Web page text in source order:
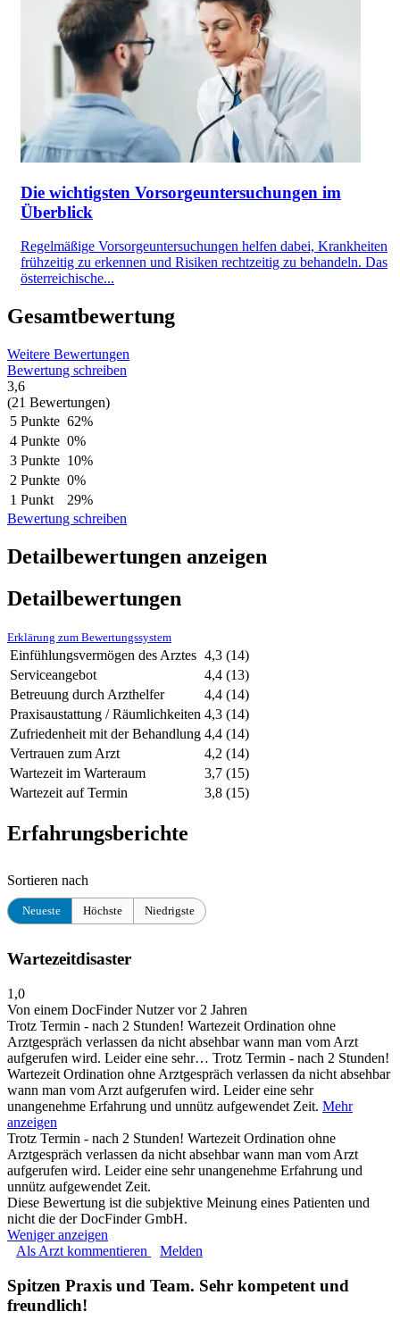
Die wichtigsten Vorsorgeuntersuchungen im
Überblick
Regelmäßige Vorsorgeuntersuchungen helfen dabei, Krankheiten
frühzeitig zu erkennen und Risiken rechtzeitig zu behandeln. Das
österreichische...
Gesamtbewertung
Weitere Bewertungen
Bewertung schreiben
3,6
(21 Bewertungen)
5 Punkte 62%
4 Punkte 0%
3 Punkte 10%
2 Punkte 0%
1 Punkt
29%
Bewertung schreiben
Detailbewertungen anzeigen
Detailbewertungen
Erklärung zum Bewertungssystem
Einfühlungsvermögen des Arztes 4,3 (14)
Serviceangebot
4,4 (13)
Betreuung durch Arzthelfer
4,4 (14)
Praxisaustattung / Räumlichkeiten 4,3 (14)
Zufriedenheit mit der Behandlung 4,4 (14)
Vertrauen zum Arzt
4,2 (14)
Wartezeit im Warteraum
3,7 (15)
Wartezeit auf Termin
3,8 (15)
Erfahrungsberichte
Sortieren nach
Neueste Höchste Niedrigste
Wartezeitdisaster
1,0
Von einem DocFinder Nutzervor 2 Jahren
Trotz Termin - nach 2 Stunden! Wartezeit Ordination ohne
Arztgespräch verlassen da nicht absehbar wann man vom Arzt
aufgerufen wird. Leider eine sehr… Trotz Termin - nach 2 Stunden!
Wartezeit Ordination ohne Arztgespräch verlassen da nicht absehbar
wann man vom Arzt aufgerufen wird. Leider eine sehr
unangenehme Erfahrung und unnütz aufgewendet Zeit. Mehr
anzeigen
Trotz Termin - nach 2 Stunden! Wartezeit Ordination ohne
Arztgespräch verlassen da nicht absehbar wann man vom Arzt
aufgerufen wird. Leider eine sehr unangenehme Erfahrung und
unnütz aufgewendet Zeit.
Diese Bewertung ist die subjektive Meinung eines Patienten und
nicht die der DocFinder GmbH.
Weniger anzeigen
Als Arzt kommentieren
Melden
Spitzen Praxis und Team. Sehr kompetent und
freundlich!